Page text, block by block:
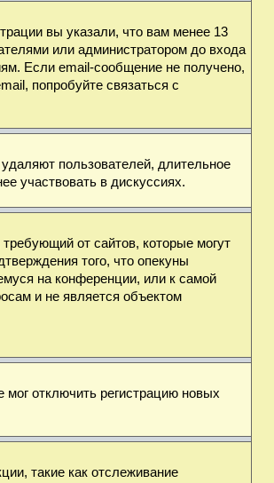
вы указали, что вам менее 13
или администратором до входа
Если email-сообщение не получено,
попробуйте связаться с
пользователей, длительное
участвовать в дискуссиях.
от сайтов, которые могут
того, что опекуны
на конференции, или к самой
и не является объектом
отключить регистрацию новых
такие как отслеживание